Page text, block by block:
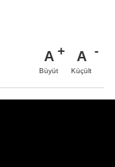
A
Büyüt
A
Küçült